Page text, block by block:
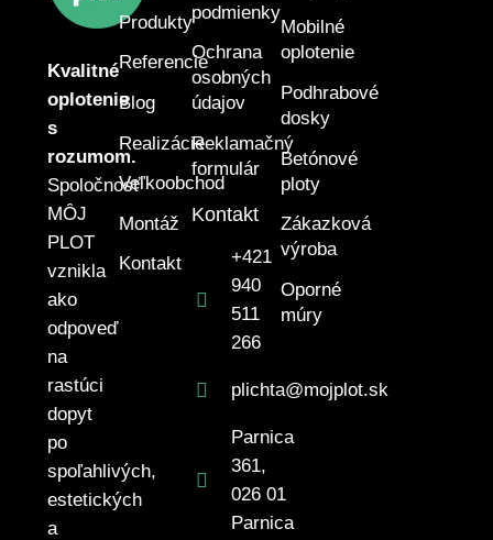
Kvalitné
oplotenie
s
rozumom.
Spoločnosť
MÔJ
PLOT
vznikla
ako
odpoveď
na
rastúci
dopyt
po
spoľahlivých,
estetických
a
Produkty
Referencie
Blog
Realizácie
Veľkoobchod
Montáž
Kontakt
Mobilné
oplotenie
Podhrabové
dosky
Betónové
ploty
Zákazková
výroba
Oporné
múry
podmienky
Ochrana
osobných
údajov
Reklamačný
formulár
Kontakt
+421
940
511
266
plichta@mojplot.sk
Parnica
361,
026 01
Parnica